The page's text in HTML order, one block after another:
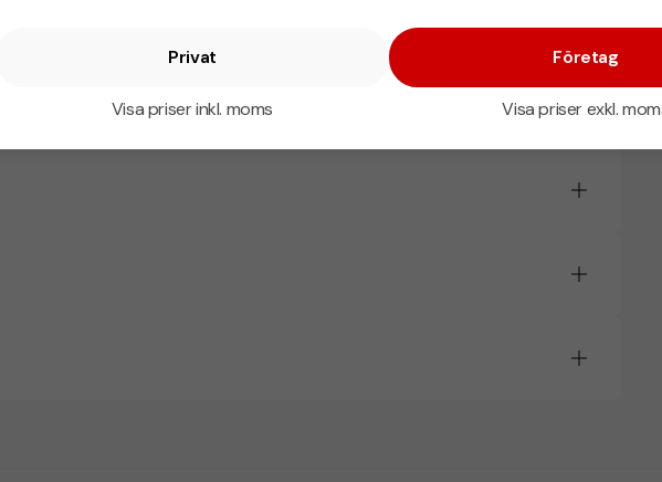
Privat
Visa priser inkl. moms
Företag
Visa priser exkl.